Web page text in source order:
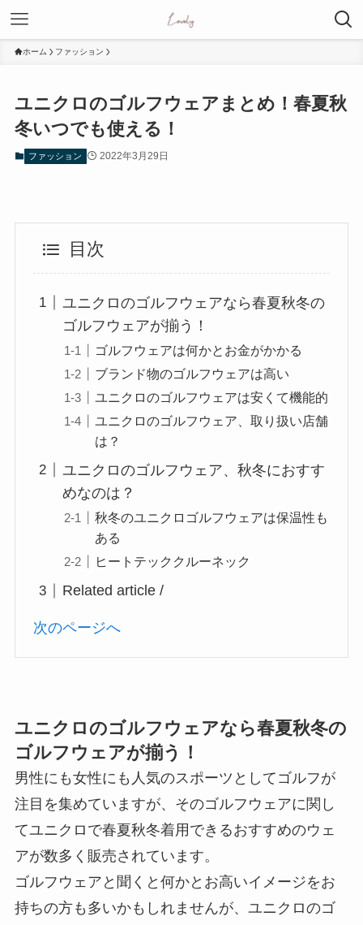
ホーム ファッション
ユニクロのゴルフウェアまとめ！春夏秋
冬いつでも使える！
ファッション 2022年3月29日
目次
ユニクロのゴルフウェアなら春夏秋冬の
ゴルフウェアが揃う！
ゴルフウェアは何かとお金がかかる
ブランド物のゴルフウェアは高い
ユニクロのゴルフウェアは安くて機能的
ユニクロのゴルフウェア、取り扱い店舗
は？
ユニクロのゴルフウェア、秋冬におすす
めなのは？
秋冬のユニクロゴルフウェアは保温性も
ある
ヒートテッククルーネック
Related article /
次のページへ
ユニクロのゴルフウェアなら春夏秋冬の
ゴルフウェアが揃う！
男性にも女性にも人気のスポーツとしてゴルフが
注目を集めていますが、そのゴルフウェアに関し
てユニクロで春夏秋冬着用できるおすすめのウェ
アが数多く販売されています。
ゴルフウェアと聞くと何かとお高いイメージをお
持ちの方も多いかもしれませんが、ユニクロのゴ